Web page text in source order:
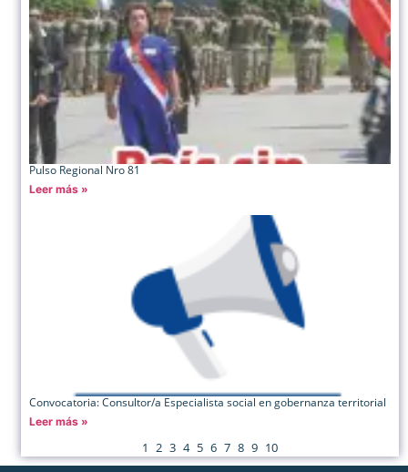
Pulso Regional Nro 81
Leer más »
Convocatoria: Consultor/a Especialista social en gobernanza territorial
Leer más »
1 2 3 4 5 6 7 8 9 10